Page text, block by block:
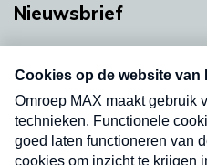
Nieuwsbrief
nieuwsbrief. Elke
uw mailbox.